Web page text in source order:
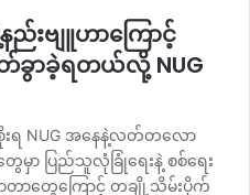
ည်းဗျူဟာကြောင့်
ခွာခဲ့ရတယ်လို့ NUG
ရ NUG အနေနဲ့လတ်တလော
မှာ ပြည်သူလုံခြုံရေးနဲ့ စစ်ရေး
ာတွေကြောင့် တချို့သိမ်းပိုက်